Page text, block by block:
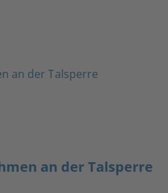
an der Talsperre